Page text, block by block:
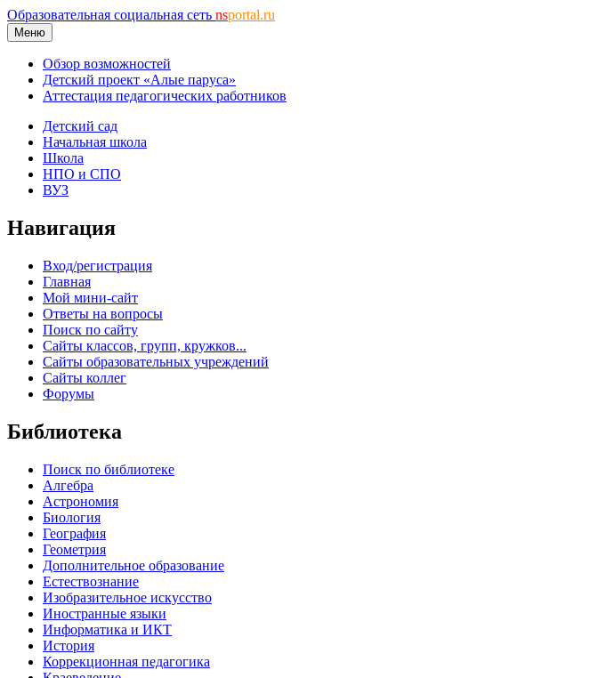
Образовательная социальная сеть nsportal.ru
Меню
Обзор возможностей
Детский проект «Алые паруса»
Аттестация педагогических работников
Детский сад
Начальная школа
Школа
НПО и СПО
ВУЗ
Навигация
Вход/регистрация
Главная
Мой мини-сайт
Ответы на вопросы
Поиск по сайту
Сайты классов, групп, кружков...
Сайты образовательных учреждений
Сайты коллег
Форумы
Библиотека
Поиск по библиотеке
Алгебра
Астрономия
Биология
География
Геометрия
Дополнительное образование
Естествознание
Изобразительное искусство
Иностранные языки
Информатика и ИКТ
История
Коррекционная педагогика